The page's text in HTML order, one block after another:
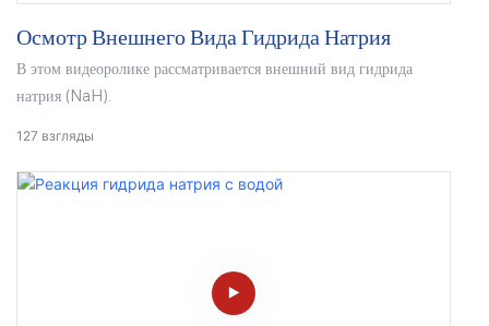
Осмотр Внешнего Вида Гидрида Натрия
В этом видеоролике рассматривается внешний вид гидрида
натрия (NaH).
127 взгляды